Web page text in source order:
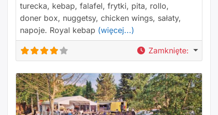
turecka, kebap, falafel, frytki, pita, rollo,
doner box, nuggetsy, chicken wings, sałaty,
napoje. Royal kebap (więcej...)
Zamknięte: